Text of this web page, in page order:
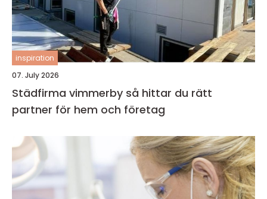
inspiration
07. July 2026
Städfirma vimmerby så hittar du rätt
partner för hem och företag